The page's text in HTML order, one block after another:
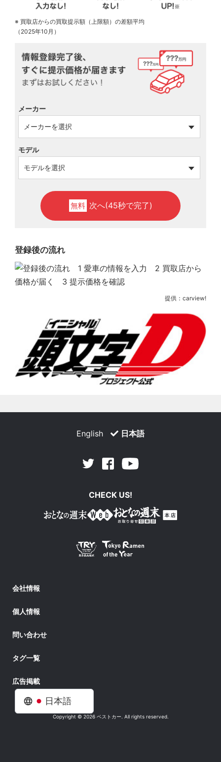
日本語
※ 買取店からの買取提示額（上限額）の差額平均
（2025年10月）
メーカー
モデル
無料 次へ(45秒で完了)
登録後の流れ
提供：carview!
English 日本語
Twitter Facebook
CHECK US!
会社情報
個人情報
問い合わせ
タグ一覧
広告掲載
Copyright © 2026 ベストカー. All rights reserved.